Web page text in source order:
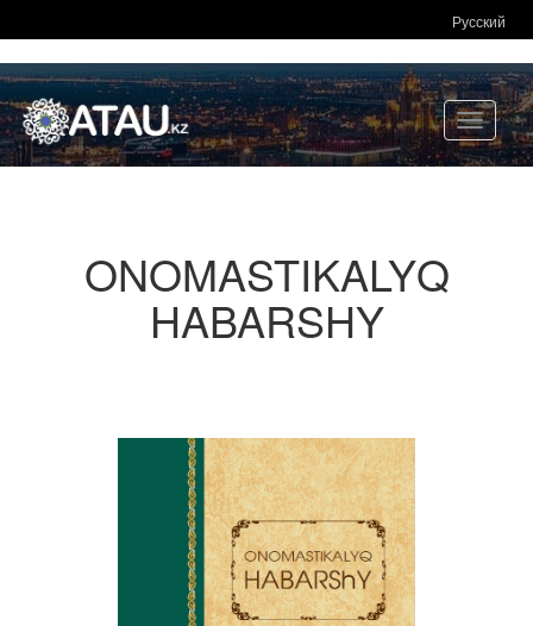
Русский
Toggle
ONOMASTIKALYQ
HABARSHY